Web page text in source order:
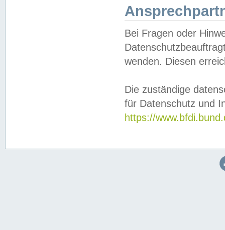
Bei Fragen oder
wenden. Diesen
Die zuständige
für Datenschutz und
https://